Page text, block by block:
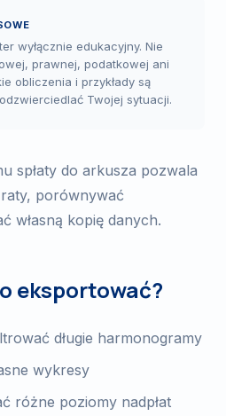
wyłącznie edukacyjny. Nie
prawnej, podatkowej ani
obliczenia i przykłady są
Twojej sytuacji.
spłaty do arkusza pozwala
porównywać
własną kopię danych.
eksportować?
długie harmonogramy
wykresy
różne poziomy nadpłat